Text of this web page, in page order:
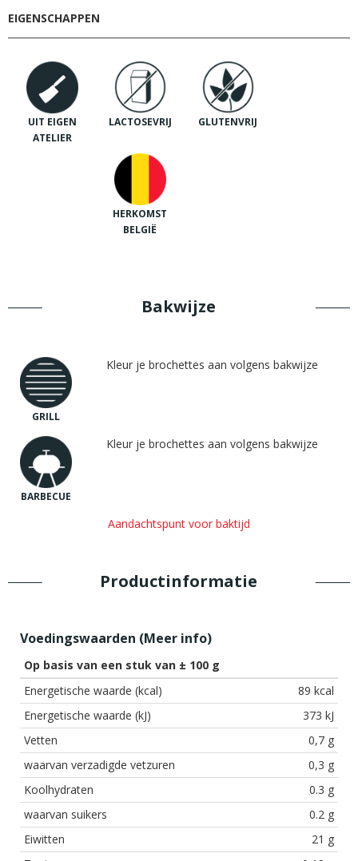
EIGENSCHAPPEN
UIT EIGEN
ATELIER
LACTOSEVRIJ GLUTENVRIJ
HERKOMST
BELGIË
Bakwijze
GRILL
Kleur je brochettes aan volgens bakwijze
BARBECUE
Kleur je brochettes aan volgens bakwijze
Aandachtspunt voor baktijd
Productinformatie
Voedingswaarden (Meer info)
Op basis van een stuk van ± 100 g
Energetische waarde (kcal)
89 kcal
Energetische waarde (kJ)
373 kJ
Vetten
0,7 g
waarvan verzadigde vetzuren
0,3 g
Koolhydraten
0.3 g
waarvan suikers
0.2 g
Eiwitten
21 g